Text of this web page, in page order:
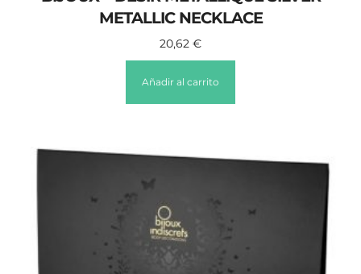
METALLIC NECKLACE
20,62 €
Añadir al carrito